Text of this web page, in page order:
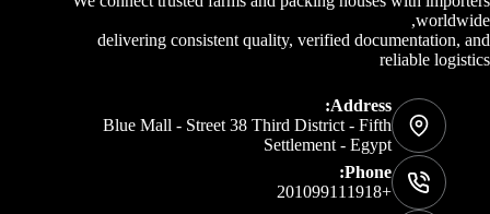
worldwide,
delivering consistent quality, verified documentation, and
reliable logistics
Address:
Blue Mall - Street 38 Third District - Fifth
Settlement - Egypt
Phone:
+201099111918